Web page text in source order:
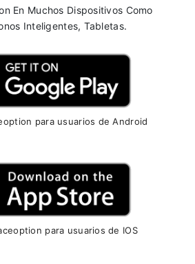
En Muchos Dispositivos Como
Inteligentes, Tabletas.
para usuarios de Android
para usuarios de IOS